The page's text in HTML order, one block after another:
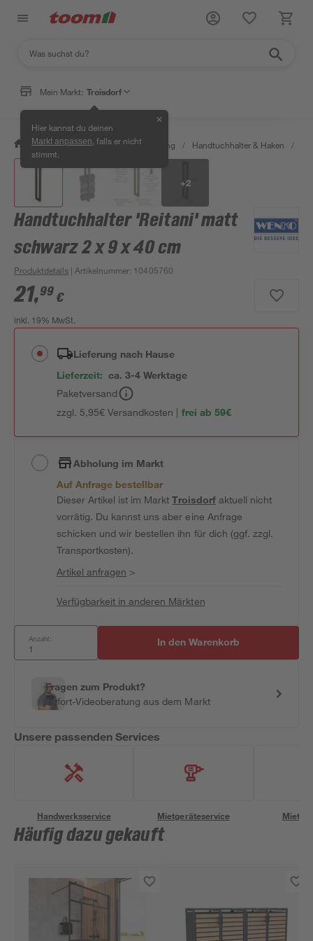
Mein Markt: Troisdorf
Hier kannst du deinen
Markt anpassen , falls er nicht
stimmt.
✕
/ Bad & Sanitär / Bad-Ausstattung / Handtuchhalter & Haken /
+2
Handtuchhalter 'Reitani' matt
schwarz 2 x 9 x 40 cm
Produktdetails | Artikelnummer: 10405760
21,99 €
inkl. 19% MwSt.
Lieferung nach Hause
Lieferzeit: ca. 3-4 Werktage
Paketversand
zzgl. 5,95€ Versandkosten | frei ab 59€
Abholung im Markt
Auf Anfrage bestellbar
Dieser Artikel ist im MarktTroisdorfaktuell nicht
vorrätig. Du kannst uns aber eine Anfrage
schicken und wir bestellen ihn für dich (ggf. zzgl.
Transportkosten).
Artikel anfragen >
Verfügbarkeit in anderen Märkten
Anzahl: In den Warenkorb
Fragen zum Produkt?
Sofort-Videoberatung aus dem Markt
Unsere passenden Services
Handwerksservice Mietgeräteservice
Häufig dazu gekauft